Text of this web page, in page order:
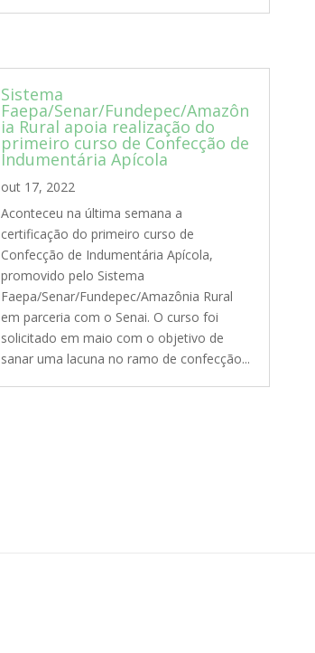
Sistema
Faepa/Senar/Fundepec/Amazôn
ia Rural apoia realização do
primeiro curso de Confecção de
Indumentária Apícola
out 17, 2022
Aconteceu na última semana a
certificação do primeiro curso de
Confecção de Indumentária Apícola,
promovido pelo Sistema
Faepa/Senar/Fundepec/Amazônia Rural
em parceria com o Senai. O curso foi
solicitado em maio com o objetivo de
sanar uma lacuna no ramo de confecção...